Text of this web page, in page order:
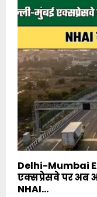
Delhi-Mumbai
एक्सप्रेसवे पर अब
NHAI...